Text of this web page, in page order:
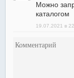
Можно
каталогом
19.07.2021 в